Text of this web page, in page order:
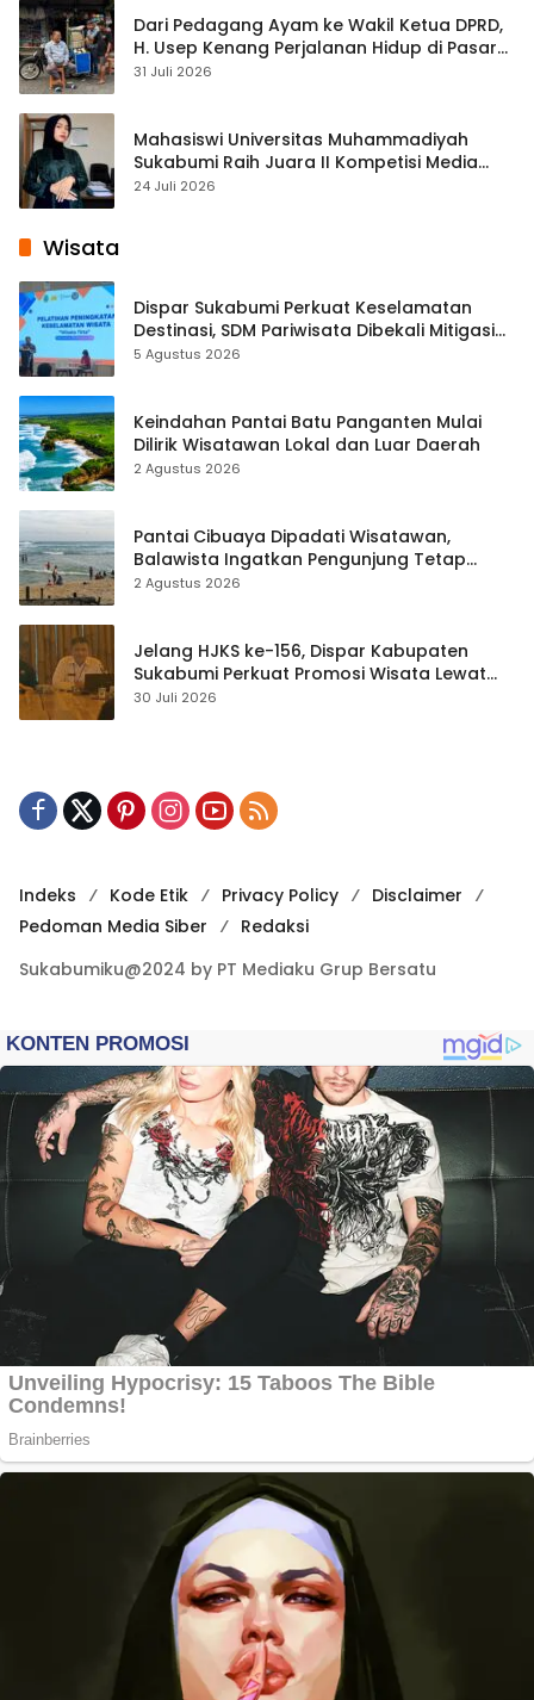
Dari Pedagang Ayam ke Wakil Ketua DPRD,
H. Usep Kenang Perjalanan Hidup di Pasar
Cisaat
31 Juli 2026
Mahasiswi Universitas Muhammadiyah
Sukabumi Raih Juara II Kompetisi Media
Pembelajaran Digital Tingkat Internasional
24 Juli 2026
Wisata
Dispar Sukabumi Perkuat Keselamatan
Destinasi, SDM Pariwisata Dibekali Mitigasi
hingga Teknik Evakuasi
5 Agustus 2026
Keindahan Pantai Batu Panganten Mulai
Dilirik Wisatawan Lokal dan Luar Daerah
2 Agustus 2026
Pantai Cibuaya Dipadati Wisatawan,
Balawista Ingatkan Pengunjung Tetap
Waspada
2 Agustus 2026
Jelang HJKS ke-156, Dispar Kabupaten
Sukabumi Perkuat Promosi Wisata Lewat
Publikasi Digital
30 Juli 2026
Indeks Kode Etik Privacy Policy
Disclaimer
Pedoman Media Siber
Redaksi
Sukabumiku@2024 by PT Mediaku Grup Bersatu